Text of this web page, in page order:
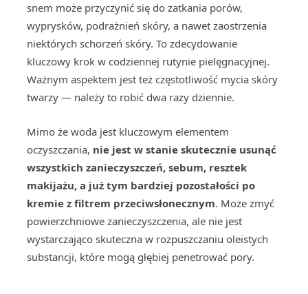
snem może przyczynić się do zatkania porów,
wyprysków, podrażnień skóry, a nawet zaostrzenia
niektórych schorzeń skóry. To zdecydowanie
kluczowy krok w codziennej rutynie pielęgnacyjnej.
Ważnym aspektem jest też częstotliwość mycia skóry
twarzy — należy to robić dwa razy dziennie.
Mimo że woda jest kluczowym elementem
oczyszczania, nie jest w stanie skutecznie usunąć
wszystkich zanieczyszczeń, sebum, resztek
makijażu, a już tym bardziej pozostałości po
kremie z filtrem przeciwsłonecznym. Może zmyć
powierzchniowe zanieczyszczenia, ale nie jest
wystarczająco skuteczna w rozpuszczaniu oleistych
substancji, które mogą głębiej penetrować pory.